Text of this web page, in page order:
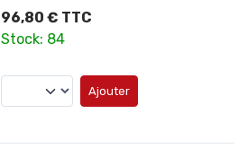
96,80 € TTC
Stock: 84
Ajouter